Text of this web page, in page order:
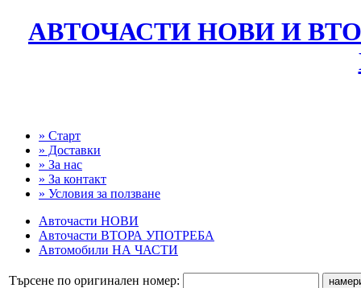
АВТОЧАСТИ НОВИ И
» Старт
» Доставки
» За нас
» За контакт
» Условия за ползване
Авточасти НОВИ
Авточасти ВТОРА УПОТРЕБА
Автомобили НА ЧАСТИ
Търсене по оригинален номер: